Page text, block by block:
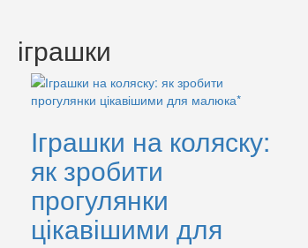
іграшки
Іграшки на коляску:
як зробити
прогулянки
цікавішими для